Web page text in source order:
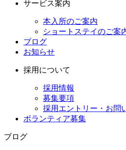
サービス案内
本入所のご案内
ショートステイのご案
ブログ
お知らせ
採用について
採用情報
募集要項
採用エントリー・お問
ボランティア募集
ブログ